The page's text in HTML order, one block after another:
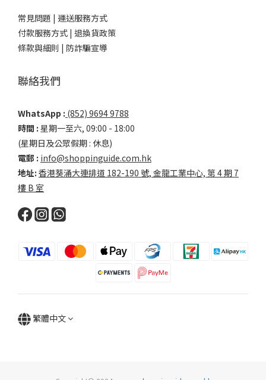
常見問題 | 運送服務方式
付款服務方式 | 退換貨政策
條款與細則 | 防詐騙宣導
聯絡我們
WhatsApp : (852) 9694 9788
時間 : 星期一至六, 09:00 - 18:00
(星期日及公眾假期 : 休息)
電郵 : info@shoppinguide.com.hk
地址: 香港葵涌大連排道 182-190 號, 金龍工業中心, 第 4 期 7
樓 B 室
繁體中文